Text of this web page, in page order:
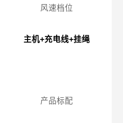
风速档位
主机+充电线+挂绳
产品标配